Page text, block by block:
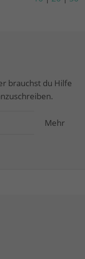
brauchst du Hilfe
Mehr